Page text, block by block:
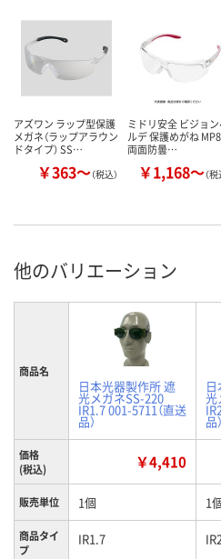
アズワン ラップ型保護
メガネ（ラップアラウン
ドタイプ） SS…
￥363～（税込）
ミドリ安全 ビジョン
ルデ 保護めがね
両面防曇…
￥1,168～（税
他のバリエーション
商品名
日本光器製作所 遮
光メガネSS-220
IR1.7 001-5711（直送
品）
光
品）
価格
(税込)
￥4,410
販売単位 1個 1
商品タイ
プ
IR1.7